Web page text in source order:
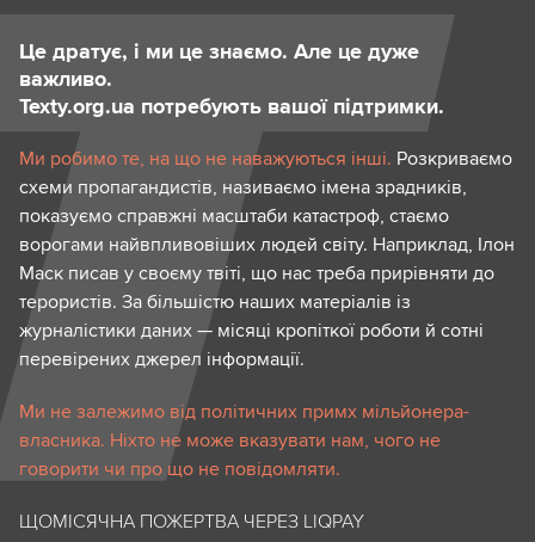
Це дратує, і ми це знаємо. Але це дуже
важливо.
Texty.org.ua потребують вашої підтримки.
Ми робимо те, на що не наважуються інші. Розкриваємо
схеми пропагандистів, називаємо імена зрадників,
показуємо справжні масштаби катастроф, стаємо
ворогами найвпливовіших людей світу. Наприклад, Ілон
Маск писав у своєму твіті, що нас треба прирівняти до
терористів. За більшістю наших матеріалів із
журналістики даних — місяці кропіткої роботи й сотні
перевірених джерел інформації.
Ми не залежимо від політичних примх мільйонера-
власника. Ніхто не може вказувати нам, чого не
говорити чи про що не повідомляти.
ЩОМІСЯЧНА ПОЖЕРТВА ЧЕРЕЗ LIQPAY